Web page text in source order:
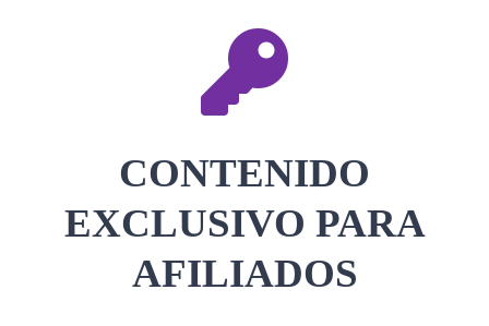
CONTENIDO
EXCLUSIVO PARA
AFILIADOS